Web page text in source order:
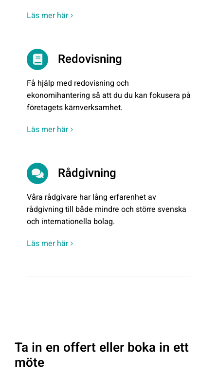
Läs mer här
Redovisning
Få hjälp med redovisning och
ekonomihantering så att du du kan fokusera på
företagets kärnverksamhet.
Läs mer här
Rådgivning
Våra rådgivare har lång erfarenhet av
rådgivning till både mindre och större svenska
och internationella bolag.
Läs mer här
Ta in en offert eller boka in ett
möte